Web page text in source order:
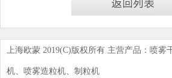
上海欧蒙 2019(C)版权所有 主营产品：喷雾
机、喷雾造粒机、制粒机